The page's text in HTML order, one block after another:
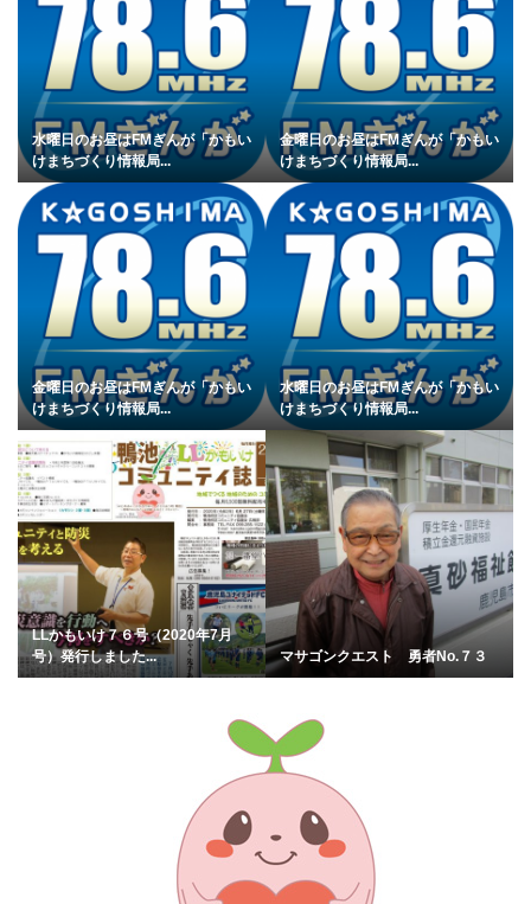
水曜日のお昼はFMぎんが「かもい
けまちづくり情報局...
金曜日のお昼はFMぎんが「かもい
けまちづくり情報局...
金曜日のお昼はFMぎんが「かもい
けまちづくり情報局...
水曜日のお昼はFMぎんが「かもい
けまちづくり情報局...
LLかもいけ７６号（2020年7月
号）発行しました...
マサゴンクエスト 勇者No.７３